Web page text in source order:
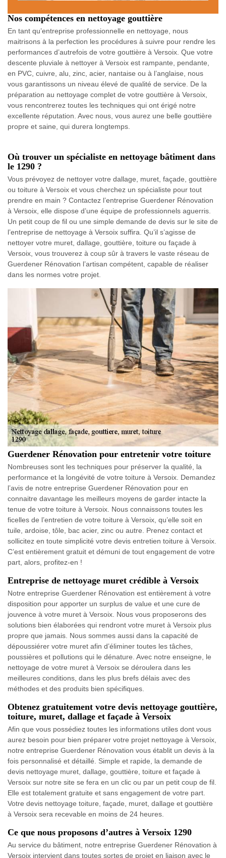
Nos compétences en nettoyage gouttière
En tant qu’entreprise professionnelle en nettoyage, nous
maitrisons à la perfection les procédures à suivre pour rendre les
performances d’autrefois de votre gouttière à Versoix. Que votre
descente pluviale à nettoyer à Versoix est rampante, pendante,
en PVC, cuivre, alu, zinc, acier, nantaise ou à l’anglaise, nous
vous garantissons un niveau élevé de qualité de service. De la
préparation au nettoyage complet de votre gouttière à Versoix,
vous rencontrerez toutes les techniques qui ont érigé notre
excellente réputation. Avec nous, vous aurez une belle gouttière
propre et saine, qui durera longtemps.
Où trouver un spécialiste en nettoyage bâtiment dans
le 1290 ?
Vous prévoyez de nettoyer votre dallage, muret, façade, gouttière
ou toiture à Versoix et vous cherchez un spécialiste pour tout
prendre en main ? Contactez l’entreprise Guerdener Rénovation
à Versoix, elle dispose d’une équipe de professionnels aguerris.
Un petit coup de fil ou une simple demande de devis sur le site de
l’entreprise de nettoyage à Versoix suffira. Qu’il s’agisse de
nettoyer votre muret, dallage, gouttière, toiture ou façade à
Versoix, vous trouverez à coup sûr à travers le vaste réseau de
Guerdener Rénovation l’artisan compétent, capable de réaliser
dans les normes votre projet.
Guerdener Rénovation pour entretenir votre toiture
Nombreuses sont les techniques pour préserver la qualité, la
performance et la longévité de votre toiture à Versoix. Demandez
l’avis de notre entreprise Guerdener Rénovation pour en
connaitre davantage les meilleurs moyens de garder intacte la
tenue de votre toiture à Versoix. Nous connaissons toutes les
ficelles de l’entretien de votre toiture à Versoix, qu’elle soit en
tuile, ardoise, tôle, bac acier, zinc ou autre. Prenez contact et
sollicitez en toute simplicité votre devis entretien toiture à Versoix.
C’est entièrement gratuit et démuni de tout engagement de votre
part, alors, profitez-en !
Entreprise de nettoyage muret crédible à Versoix
Notre entreprise Guerdener Rénovation est entièrement à votre
disposition pour apporter un surplus de value et une cure de
jouvence à votre muret à Versoix. Nous vous proposerons des
solutions bien élaborées qui rendront votre muret à Versoix plus
propre que jamais. Nous sommes aussi dans la capacité de
dépoussiérer votre muret afin d’éliminer toutes les tâches,
poussières et pollutions qui le dénature. Avec notre enseigne, le
nettoyage de votre muret à Versoix se déroulera dans les
meilleures conditions, dans les plus brefs délais avec des
méthodes et des produits bien spécifiques.
Obtenez gratuitement votre devis nettoyage gouttière,
toiture, muret, dallage et façade à Versoix
Afin que vous possédiez toutes les informations utiles dont vous
aurez besoin pour bien préparer votre projet nettoyage à Versoix,
notre entreprise Guerdener Rénovation vous établit un devis à la
fois personnalisé et détaillé. Simple et rapide, la demande de
devis nettoyage muret, dallage, gouttière, toiture et façade à
Versoix sur notre site se fera en un clic ou par un petit coup de fil.
Elle est totalement gratuite et sans engagement de votre part.
Votre devis nettoyage toiture, façade, muret, dallage et gouttière
à Versoix sera recevable en moins de 24 heures.
Ce que nous proposons d’autres à Versoix 1290
Au service du bâtiment, notre entreprise Guerdener Rénovation à
Versoix intervient dans toutes sortes de projet en liaison avec le